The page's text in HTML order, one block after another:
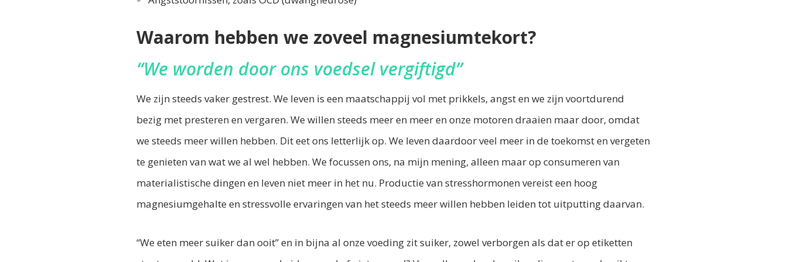
Waarom hebben we zoveel magnesiumtekort?
“We worden door ons voedsel vergiftigd”
We zijn steeds vaker gestrest. We leven is een maatschappij vol met prikkels, angst en we zijn voortdurend
bezig met presteren en vergaren. We willen steeds meer en meer en onze motoren draaien maar door, omdat
we steeds meer willen hebben. Dit eet ons letterlijk op. We leven daardoor veel meer in de toekomst en vergeten
te genieten van wat we al wel hebben. We focussen ons, na mijn mening, alleen maar op consumeren van
materialistische dingen en leven niet meer in het nu. Productie van stresshormonen vereist een hoog
magnesiumgehalte en stressvolleervaringen van het steeds meer willen hebben leiden tot uitputting daarvan.
“We eten meer suiker dan ooit” en in bijna al onze voeding zit suiker, zowel verborgen als dat er op etiketten